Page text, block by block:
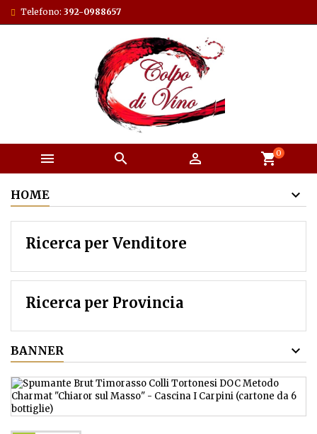
Telefono: 392-0988657
   shopping_cart0
HOME
Ricerca per Venditore
Ricerca per Provincia
BANNER